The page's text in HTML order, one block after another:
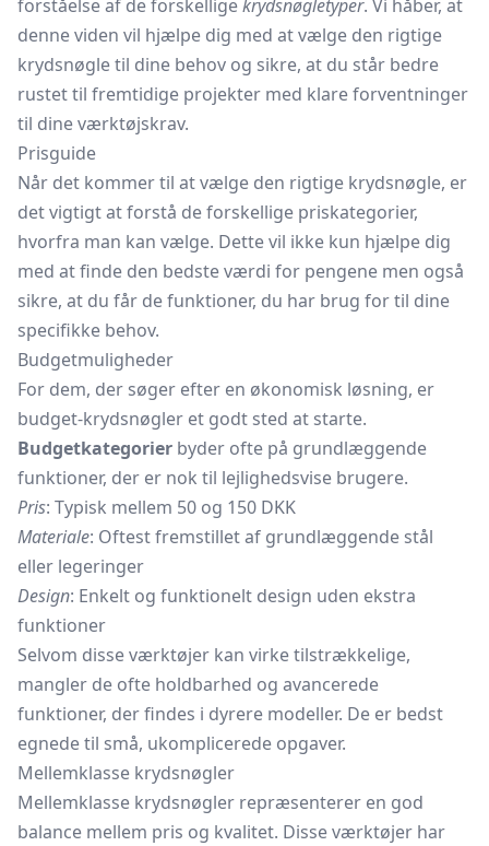
forståelse af de forskelligekrydsnøgletyper. Vi håber, at
denne viden vil hjælpe dig med at vælge den rigtige
krydsnøgle til dine behov og sikre, at du står bedre
rustet til fremtidige projekter med klare forventninger
til dine værktøjskrav.
Prisguide
Når det kommer til at vælge den rigtige krydsnøgle, er
det vigtigt at forstå de forskellige priskategorier,
hvorfra man kan vælge. Dette vil ikke kun hjælpe dig
med at finde den bedste værdi for pengene men også
sikre, at du får de funktioner, du har brug for til dine
specifikke behov.
Budgetmuligheder
For dem, der søger efter en økonomisk løsning, er
budget-krydsnøgler et godt sted at starte.
Budgetkategorier byder ofte på grundlæggende
funktioner, der er nok til lejlighedsvise brugere.
Pris: Typisk mellem 50 og 150 DKK
Materiale: Oftest fremstillet af grundlæggende stål
eller legeringer
Design: Enkelt og funktionelt design uden ekstra
funktioner
Selvom disse værktøjer kan virke tilstrækkelige,
mangler de ofte holdbarhed og avancerede
funktioner, der findes i dyrere modeller. De er bedst
egnede til små, ukomplicerede opgaver.
Mellemklasse krydsnøgler
Mellemklasse krydsnøgler repræsenterer en god
balance mellem pris og kvalitet. Disse værktøjer har